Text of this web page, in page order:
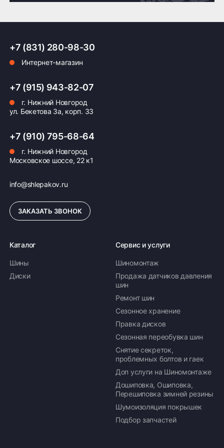
Мы отправляем заказы по всей России всеми
транспортными компаниями (ПЭК, Деловые
Автотрейдинг, Ратэк, Энергия и др.)
Доставка комплекта
(4 шт) шин или
дисков до терминала
транспортной
Новгороде —
бесплатная
Бесплатно
ПОДРОБНЕЕ ОБ ДОСТАВКЕ
Оплата заказа
Возможна картой, наличными при получении,
также доступно оформление кредита и
формирование счёта для Юр.Лица
+7 (831) 280-98-30
Интернет-магазин
+7 (915) 943-82-07
г. Нижний Новгород
ул. Бекетова 3а, корп. 33
+7 (910) 795-68-64
г. Нижний Новгород
Московское шоссе, 22 к1
info@shlepakov.ru
ЗАКАЗАТЬ ЗВОНОК
Каталог
Шины
Диски
Сервис и услуги
Шиномонтаж
Продажа датчиков давления
шин
Ремонт шин
Сезонное хранение
Правка дисков
Сезонная переобувка шин
Снятие секреток,
проблемных болтов и гаек
Доп услуги на Шиномонтаже
Дошиповка, Ошиповка,
Перешиповка зимней резины
Шумоизоляция покрышек
Подбор запчастей